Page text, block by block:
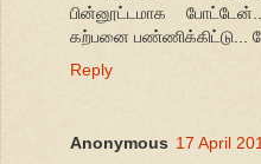
பின்னூட்டமாக
கற்பனை பண்ணிக்கிட்டு...
Reply
Anonymous 17 April